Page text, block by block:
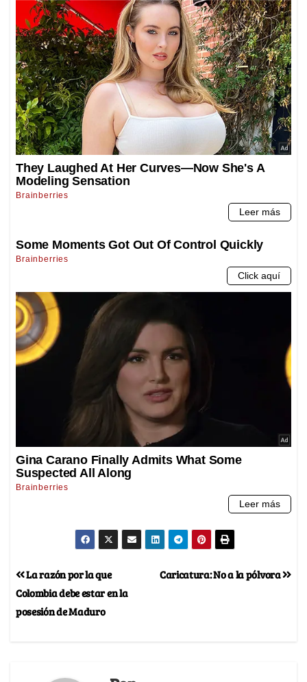
Caricatura: No a la pólvora
La razón por la que
Colombia debe estar en la
posesión de Maduro